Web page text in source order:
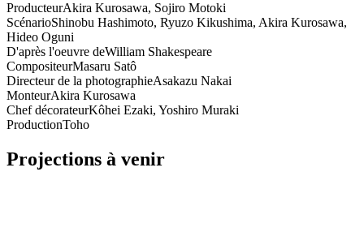
ProducteurAkira Kurosawa, Sojiro Motoki
ScénarioShinobu Hashimoto, Ryuzo Kikushima, Akira Kurosawa,
Hideo Oguni
D'après l'oeuvre deWilliam Shakespeare
CompositeurMasaru Satô
Directeur de la photographieAsakazu Nakai
MonteurAkira Kurosawa
Chef décorateurKôhei Ezaki, Yoshiro Muraki
ProductionToho
Projections à venir